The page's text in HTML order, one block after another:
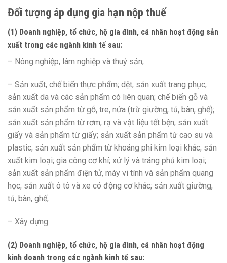
Đối tượng áp dụng gia hạn nộp thuế
(1) Doanh nghiệp, tổ chức, hộ gia đình, cá nhân hoạt động sản
xuất trong các ngành kinh tế sau:
– Nông nghiệp, lâm nghiệp và thuỷ sản;
– Sản xuất, chế biến thực phẩm; dệt; sản xuất trang phục;
sản xuất da và các sản phẩm có liên quan; chế biến gỗ và
sản xuất sản phẩm từ gỗ, tre, nứa (trừ giường, tủ, bàn, ghế);
sản xuất sản phẩm từ rơm, rạ và vật liệu tết bện; sản xuất
giấy và sản phẩm từ giấy; sản xuất sản phẩm từ cao su và
plastic; sản xuất sản phẩm từ khoáng phi kim loại khác; sản
xuất kim loại; gia công cơ khí; xử lý và tráng phủ kim loại;
sản xuất sản phẩm điện tử, máy vi tính và sản phẩm quang
học; sản xuất ô tô và xe có động cơ khác; sản xuất giường,
tủ, bàn, ghế;
– Xây dựng.
(2) Doanh nghiệp, tổ chức, hộ gia đình, cá nhân hoạt động
kinh doanh trong các ngành kinh tế sau: